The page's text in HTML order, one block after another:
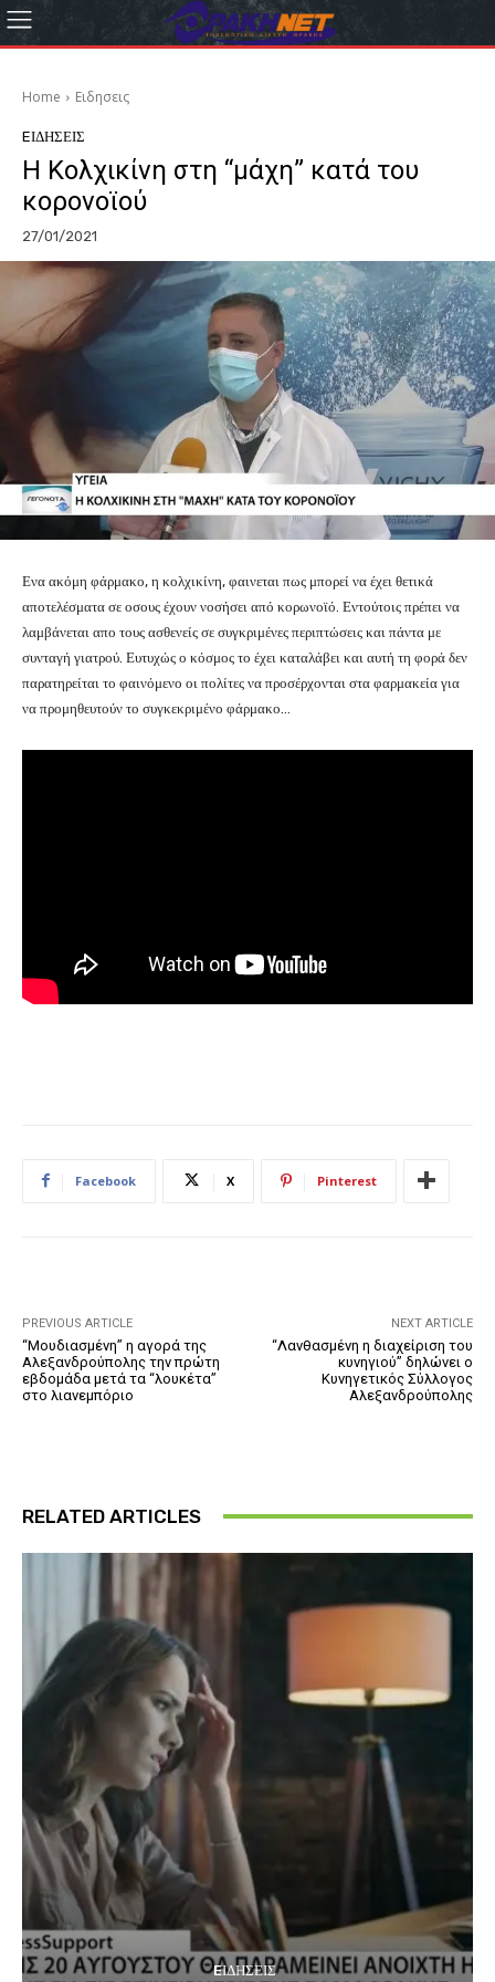
Home Eιδησεις
EΙΔΗΣΕΙΣ
Η Κολχικίνη στη “μάχη” κατά του
κορονοϊού
27/01/2021
Ενα ακόμη φάρμακο, η κολχικίνη, φαινεται πως μπορεί να έχει θετικά
αποτελέσματα σε οσους έχουν νοσήσει από κορωνοϊό. Εντούτοις πρέπει να
λαμβάνεται απο τους ασθενείς σε συγκριμένες περιπτώσεις και πάντα με
συνταγή γιατρού. Ευτυχώς ο κόσμος το έχει καταλάβει και αυτή τη φορά δεν
παρατηρείται το φαινόμενο οι πολίτες να προσέρχονται στα φαρμακεία για
να προμηθευτούν το συγκεκριμένο φάρμακο…
Facebook X Pinterest
PREVIOUS ARTICLE
“Μουδιασμένη” η αγορά της
Αλεξανδρούπολης την πρώτη
εβδομάδα μετά τα “λουκέτα”
στο λιανεμπόριο
NEXT ARTICLE
“Λανθασμένη η διαχείριση του
κυνηγιού” δηλώνει ο
Κυνηγετικός Σύλλογος
Αλεξανδρούπολης
RELATED ARTICLES
EΙΔΗΣΕΙΣ